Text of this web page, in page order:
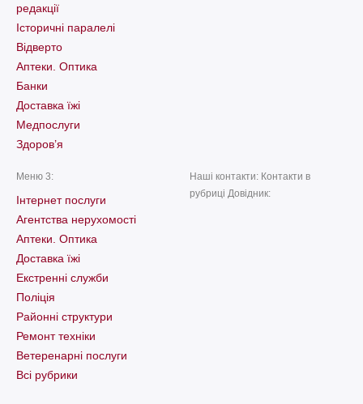
редакції
Історичні паралелі
Відверто
Аптеки. Оптика
Банки
Доставка їжі
Медпослуги
Здоров’я
Меню 3:
Інтернет послуги
Агентства нерухомості
Аптеки. Оптика
Доставка їжі
Екстренні служби
Поліція
Районні структури
Ремонт техніки
Ветеренарні послуги
Всі рубрики
Наші контакти: Контакти в
рубриці Довідник: